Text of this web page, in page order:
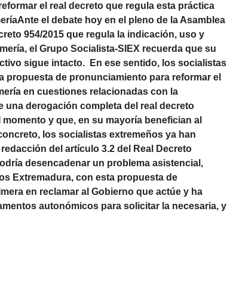
el real decreto que regula esta práctica
el debate hoy en el pleno de la Asamblea
954/2015 que regula la indicación, uso y
el Grupo Socialista-SIEX recuerda que su
sigue intacto. En ese sentido, los socialistas
propuesta de pronunciamiento para reformar el
en cuestiones relacionadas con la
una derogación completa del real decreto
y que, en su mayoría benefician al
los socialistas extremeños ya han
del artículo 3.2 del Real Decreto
desencadenar un problema asistencial,
Extremadura, con esta propuesta de
en reclamar al Gobierno que actúe y ha
autonómicos para solicitar la necesaria, y